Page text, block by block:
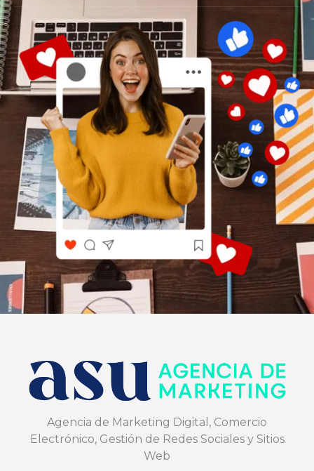
Agencia de Marketing Digital, Comercio
Electrónico, Gestión de Redes Sociales y Sitios
Web